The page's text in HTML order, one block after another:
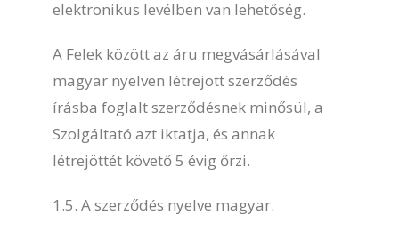
elektronikus levélben van lehetőség.
A Felek között az áru megvásárlásával
magyar nyelven létrejött szerződés
írásba foglalt szerződésnek minősül, a
Szolgáltató azt iktatja, és annak
létrejöttét követő 5 évig őrzi.
1.5. A szerződés nyelve magyar.